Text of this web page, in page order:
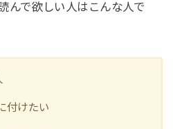
んで欲しい人はこんな人で
付けたい